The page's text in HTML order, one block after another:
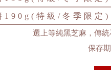
190g(特級/冬季限定)
選上等純黑芝麻，傳
保存